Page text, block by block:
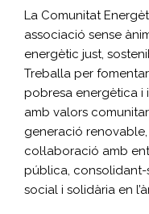
La Comunitat
associació sense
energètic just,
Treballa per
pobresa energètica i
amb valors
generació
col·laboració amb
pública, consolidant-
social i solidària en